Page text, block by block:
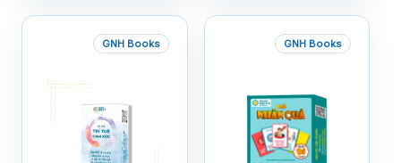
GNH Books GNH Books